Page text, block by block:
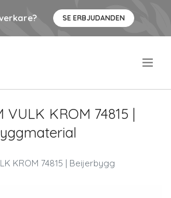
SE ERBJUDANDEN
VULK KROM 74815 |
KROM 74815 | Beijerbygg